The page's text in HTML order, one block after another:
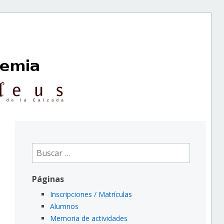
Buscar:
Páginas
Inscripciones / Matrículas
Alumnos
Memoria de actividades